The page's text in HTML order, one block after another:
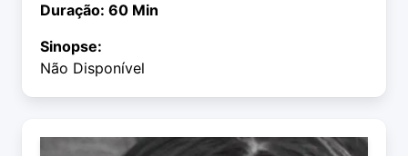
Duração: 60 Min
Sinopse:
Não Disponível